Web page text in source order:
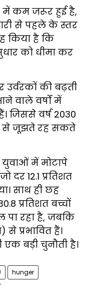
में कम जरूर हुई है,
से पहले के स्तर
किया है कि
को धीमा कर
उर्वरकों की बढ़ती
वाले वर्षों में
जिससे वर्ष 2030
से जूझते रह सकते
युवाओं में मोटापे
दर 12.1 प्रतिशत
साथ ही छह
प्रतिशत बच्चों
पा रहा है, जबकि
प्रभावित हैं।
बड़ी चुनौती है।
hunger